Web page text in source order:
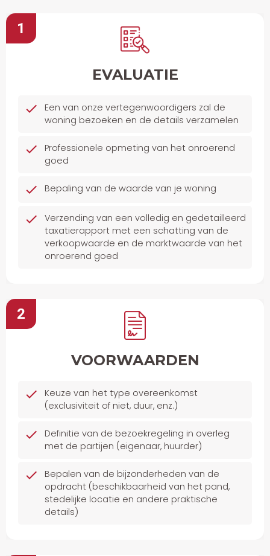
EVALUATIE
Een van onze vertegenwoordigers zal de
woning bezoeken en de details verzamelen
Professionele opmeting van het onroerend
goed
Bepaling van de waarde van je woning
Verzending van een volledig en gedetailleerd
taxatierapport met een schatting van de
verkoopwaarde en de marktwaarde van het
onroerend goed
1
VOORWAARDEN
Keuze van het type overeenkomst
(exclusiviteit of niet, duur, enz.)
Definitie van de bezoekregeling in overleg
met de partijen (eigenaar, huurder)
Bepalen van de bijzonderheden van de
opdracht (beschikbaarheid van het pand,
stedelijke locatie en andere praktische
details)
2